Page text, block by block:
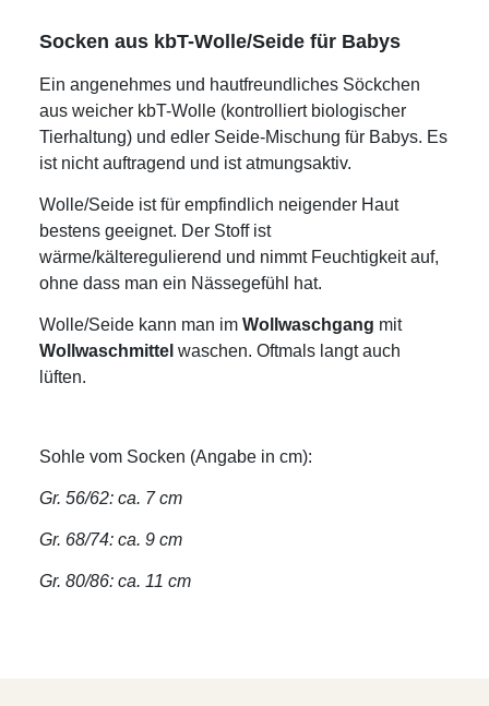
Socken aus kbT-Wolle/Seide für Babys
Ein angenehmes und hautfreundliches Söckchen
aus weicher kbT-Wolle (kontrolliert biologischer
Tierhaltung) und edler Seide-Mischung für Babys. Es
ist nicht auftragend und ist atmungsaktiv.
Wolle/Seide ist für empfindlich neigender Haut
bestens geeignet. Der Stoff ist
wärme/kälteregulierend und nimmt Feuchtigkeit auf,
ohne dass man ein Nässegefühl hat.
Wolle/Seide kann man im Wollwaschgang mit
Wollwaschmittel waschen. Oftmals langt auch
lüften.
Sohle vom Socken (Angabe in cm):
Gr. 56/62: ca. 7 cm
Gr. 68/74: ca. 9 cm
Gr. 80/86: ca. 11 cm